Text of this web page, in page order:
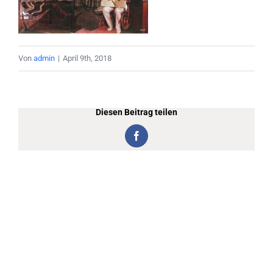
Von admin | April 9th, 2018
Diesen Beitrag teilen
Facebook